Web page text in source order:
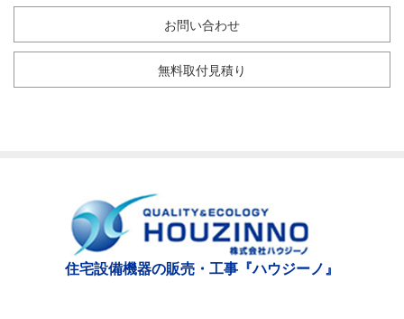
お問い合わせ
無料取付見積り
住宅設備機器の販売・工事『ハウジーノ』